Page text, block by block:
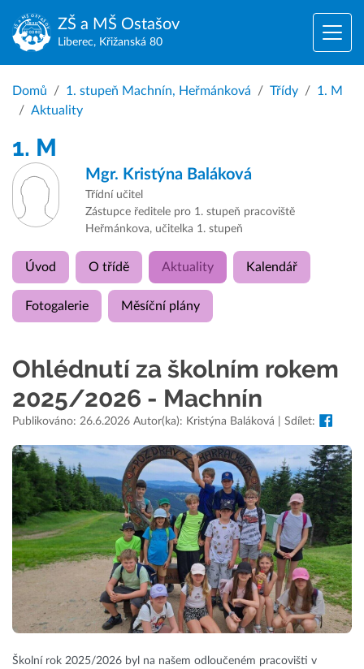
ZŠ a MŠ Ostašov
Liberec, Křižanská 80
Domů 1. stupeň Machnín, Heřmánková Třídy
1. M
Aktuality
1. M
Mgr. Kristýna Baláková
Třídní učitel
Zástupce ředitele pro 1. stupeň pracoviště
Heřmánkova, učitelka 1. stupeň
Úvod O třídě Aktuality Kalendář
Fotogalerie Měsíční plány
Ohlédnutí za školním rokem
2025/2026 - Machnín
Publikováno: 26.6.2026 Autor(ka): Kristýna Baláková | Sdílet:
Školní rok 2025/2026 byl na našem odloučeném pracovišti v